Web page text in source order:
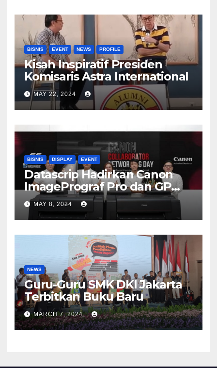
BISNIS EVENT NEWS PROFILE
Kisah Inspiratif Presiden
Komisaris Astra International
MAY 22, 2024
BISNIS DISPLAY EVENT
Datascrip Hadirkan Canon
ImagePrograf Pro dan GP
Series
MAY 8, 2024
NEWS
Guru-Guru SMK DKI Jakarta
Terbitkan Buku Baru
MARCH 7, 2024